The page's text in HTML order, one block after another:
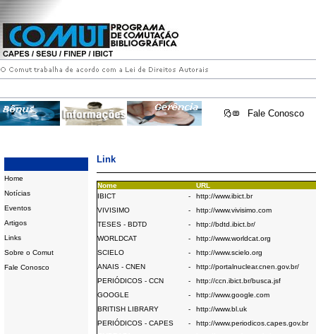
Fale Conosco
Home
Notícias
Eventos
Artigos
Links
Sobre o Comut
Fale Conosco
Link
Nome
URL
IBICT
-
http://www.ibict.br
VIVISIMO
-
http://www.vivisimo.com
TESES - BDTD
-
http://bdtd.ibict.br/
WORLDCAT
-
http://www.worldcat.org
SCIELO
-
http://www.scielo.org
ANAIS - CNEN
-
http://portalnuclear.cnen.gov.br/
PERIÓDICOS - CCN
-
http://ccn.ibict.br/busca.jsf
GOOGLE
-
http://www.google.com
BRITISH LIBRARY
-
http://www.bl.uk
PERIÓDICOS - CAPES
-
http://www.periodicos.capes.gov.br